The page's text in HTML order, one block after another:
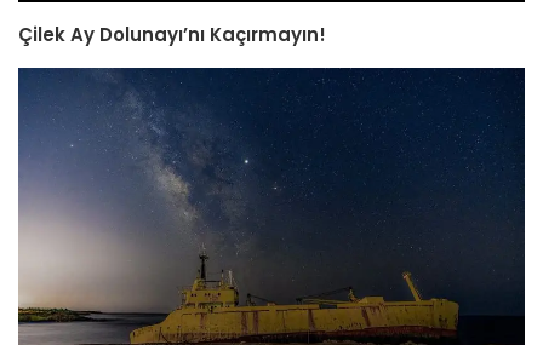
Çilek Ay Dolunayı’nı Kaçırmayın!